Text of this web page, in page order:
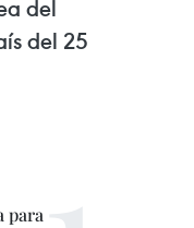
del
del 25
para